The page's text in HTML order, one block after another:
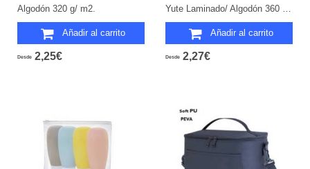
Algodón 320 g/ m2.
Añadir al carrito
Desde 2,25€
Añadir al carrito
Desde 2,27€